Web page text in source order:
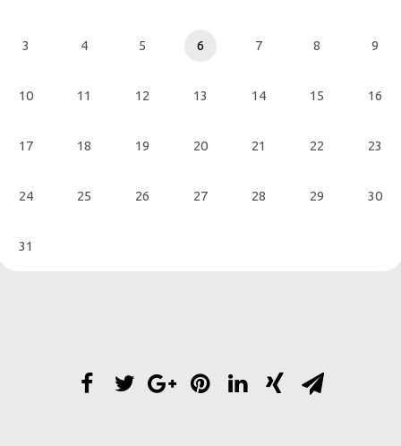
3 4 5 6 7 8 9
10 11 12 13 14 15 16
17 18 19 20 21 22 23
24 25 26 27 28 29 30
31